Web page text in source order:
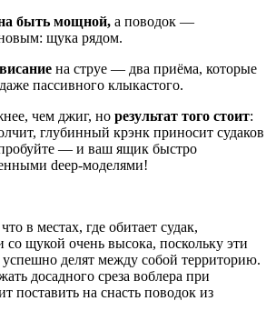
быть мощной, а поводок —
щука рядом.
на струе — два приёма, которые
пассивного клыкастого.
чем джиг, но результат того стоит:
глубинный крэнк приносит судаков
— и ваш ящик быстро
deep‑моделями!
в местах, где обитает судак,
со щукой очень высока, поскольку эти
делят между собой территорию.
досадного среза воблера при
поставить на снасть поводок из